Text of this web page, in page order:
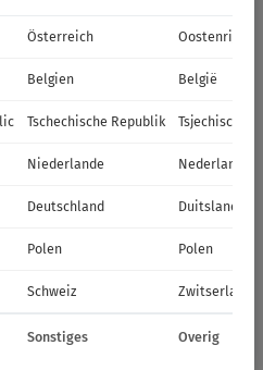
Österreich Oostenrijk
Belgien België
Tschechische Republik Tsjechische
Niederlande Nederland
Deutschland Duitsland
Polen Polen
Schweiz Zwitserland
Sonstiges Overig